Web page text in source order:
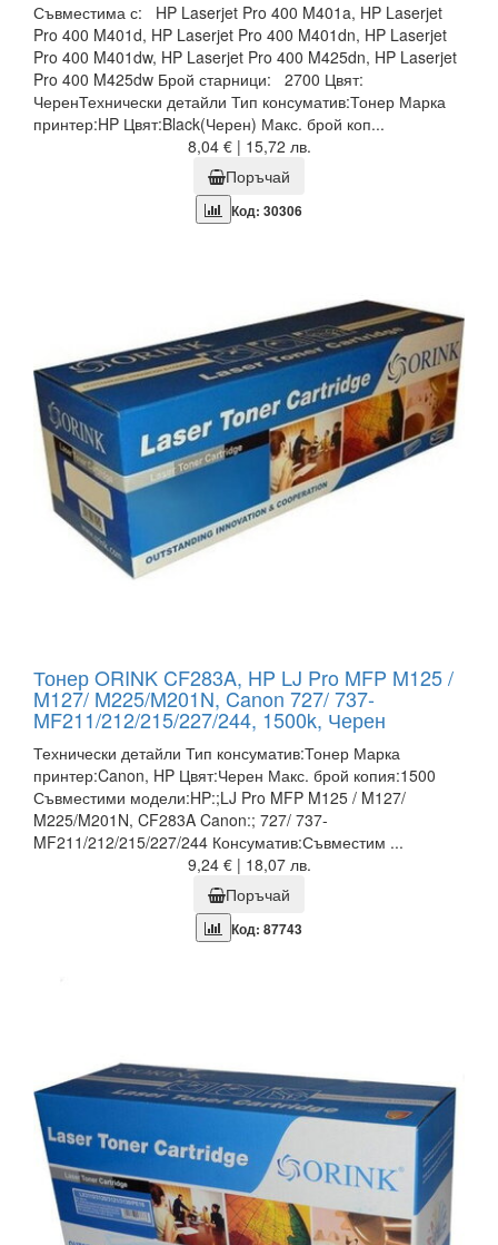
Съвместима с: HP Laserjet Pro 400 M401a, HP Laserjet
Pro 400 M401d, HP Laserjet Pro 400 M401dn, HP Laserjet
Pro 400 M401dw, HP Laserjet Pro 400 M425dn, HP Laserjet
Pro 400 M425dw Брой старници: 2700 Цвят:
ЧеренТехнически детайли Тип консуматив:Тонер Марка
принтер:HP Цвят:Black(Черен) Макс. брой коп...
8,04 € | 15,72 лв.
Поръчай
Код: 30306
Тонер ORINK CF283A, HP LJ Pro MFP M125 /
M127/ M225/M201N, Canon 727/ 737-
MF211/212/215/227/244, 1500k, Черен
Технически детайли Тип консуматив:Тонер Марка
принтер:Canon, HP Цвят:Черен Макс. брой копия:1500
Съвместими модели:HP:;LJ Pro MFP M125 / M127/
M225/M201N, CF283A Canon:; 727/ 737-
MF211/212/215/227/244 Консуматив:Съвместим ...
9,24 € | 18,07 лв.
Поръчай
Код: 87743